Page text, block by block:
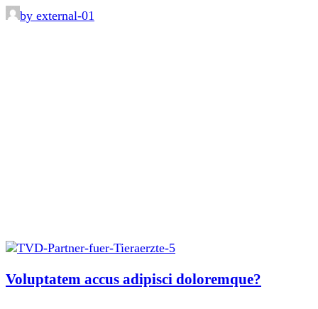
by external-01
Voluptatem accus adipisci doloremque?